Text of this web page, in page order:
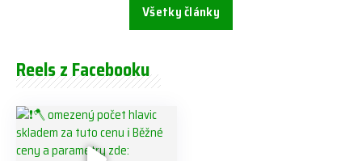
Všetky články
Reels z Facebooku